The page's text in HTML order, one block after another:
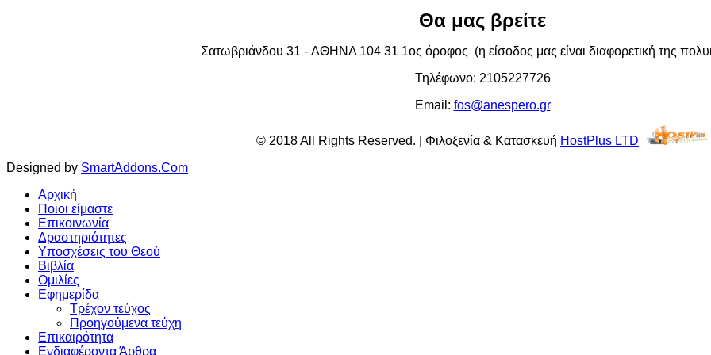
Θα μας βρείτε
Σατωβριάνδου 31 - AΘHNA 104 31 1ος όροφος (η είσοδος μας είναι διαφορετική της
Τηλέφωνο: 2105227726
Email: fos@anespero.gr
© 2018 All Rights Reserved. | Φιλοξενία & Κατασκευή HostPlus LTD
Designed by SmartAddons.Com
Αρχική
Ποιοι είμαστε
Επικοινωνία
Δραστηριότητες
Υποσχέσεις του Θεού
Βιβλία
Ομιλίες
Εφημερίδα
Τρέχον τεύχος
Προηγούμενα τεύχη
Επικαιρότητα
Ενδιαφέροντα Άρθρα